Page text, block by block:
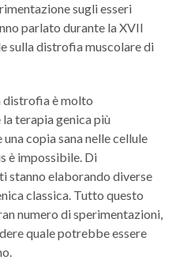
sugli esseri
parlato durante la XVII
sulla distrofia muscolare di
distrofia è molto
terapia genica più
copia sana nelle cellule
è impossibile. Di
stanno elaborando diverse
classica. Tutto questo
numero di sperimentazioni,
quale potrebbe essere